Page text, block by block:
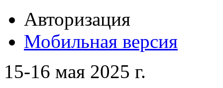
Авторизация
Мобильная версия
15-16 мая 2025 г.